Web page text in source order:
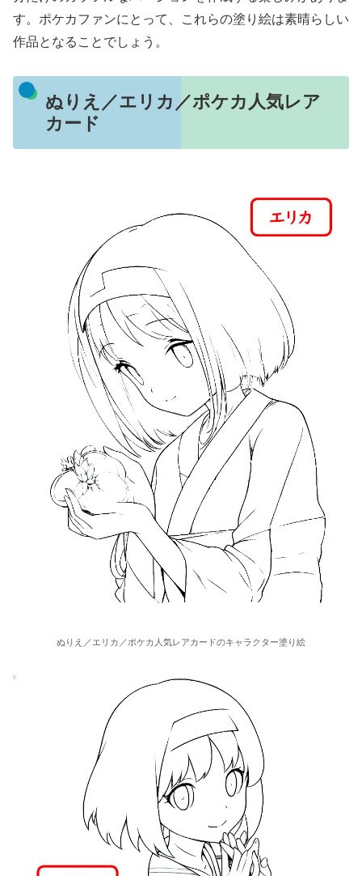
す。ポケカファンにとって、これらの塗り絵は素晴らしい
作品となることでしょう。
ぬりえ／エリカ／ポケカ人気レア
カード
ぬりえ／エリカ／ポケカ人気レアカードのキャラクター塗り絵